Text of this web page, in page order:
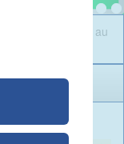
Koulibaly au